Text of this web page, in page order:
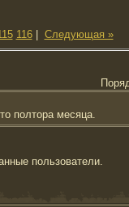
116| Следующая »
полтора месяца.
пользователи.